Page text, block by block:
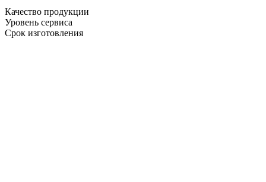
Качество продукции
Уровень сервиса
Срок изготовления